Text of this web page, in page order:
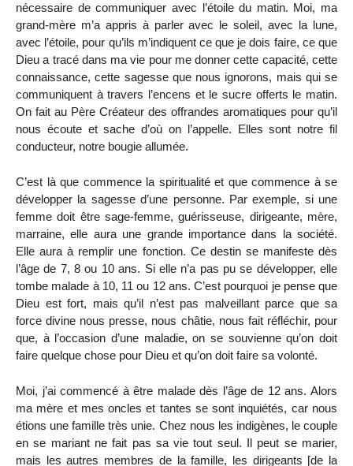
nécessaire de communiquer avec l’étoile du matin. Moi, ma
grand-mère m’a appris à parler avec le soleil, avec la lune,
avec l’étoile, pour qu’ils m’indiquent ce que je dois faire, ce que
Dieu a tracé dans ma vie pour me donner cette capacité, cette
connaissance, cette sagesse que nous ignorons, mais qui se
communiquent à travers l’encens et le sucre offerts le matin.
On fait au Père Créateur des offrandes aromatiques pour qu’il
nous écoute et sache d’où on l’appelle. Elles sont notre fil
conducteur, notre bougie allumée.
C’est là que commence la spiritualité et que commence à se
développer la sagesse d’une personne. Par exemple, si une
femme doit être sage-femme, guérisseuse, dirigeante, mère,
marraine, elle aura une grande importance dans la société.
Elle aura à remplir une fonction. Ce destin se manifeste dès
l’âge de 7, 8 ou 10 ans. Si elle n’a pas pu se développer, elle
tombe malade à 10, 11 ou 12 ans. C’est pourquoi je pense que
Dieu est fort, mais qu’il n’est pas malveillant parce que sa
force divine nous presse, nous châtie, nous fait réfléchir, pour
que, à l’occasion d’une maladie, on se souvienne qu’on doit
faire quelque chose pour Dieu et qu’on doit faire sa volonté.
Moi, j’ai commencé à être malade dès l’âge de 12 ans. Alors
ma mère et mes oncles et tantes se sont inquiétés, car nous
étions une famille très unie. Chez nous les indigènes, le couple
en se mariant ne fait pas sa vie tout seul. Il peut se marier,
mais les autres membres de la famille, les dirigeants [de la